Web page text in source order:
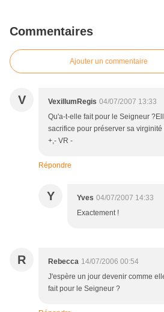
Commentaires
Ajouter un commentaire
V VexillumRegis 04/07/2007 13:33
Qu'a-t-elle fait pour le Seigneur
sacrifice pour préserver sa
+,- VR -
Répondre
Y Yves 04/07/2007 14:33
Exactement !
R Rebecca 14/07/2006 00:54
J'espère un jour devenir comme
fait pour le Seigneur ?